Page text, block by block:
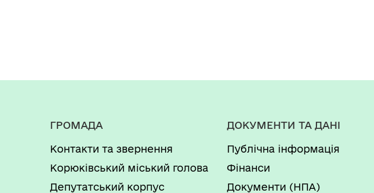
ГРОМАДА
Контакти та звернення
Корюківський міський голова
Депутатський корпус
ДОКУМЕНТИ ТА ДАНІ
Публічна інформація
Фінанси
Документи (НПА)